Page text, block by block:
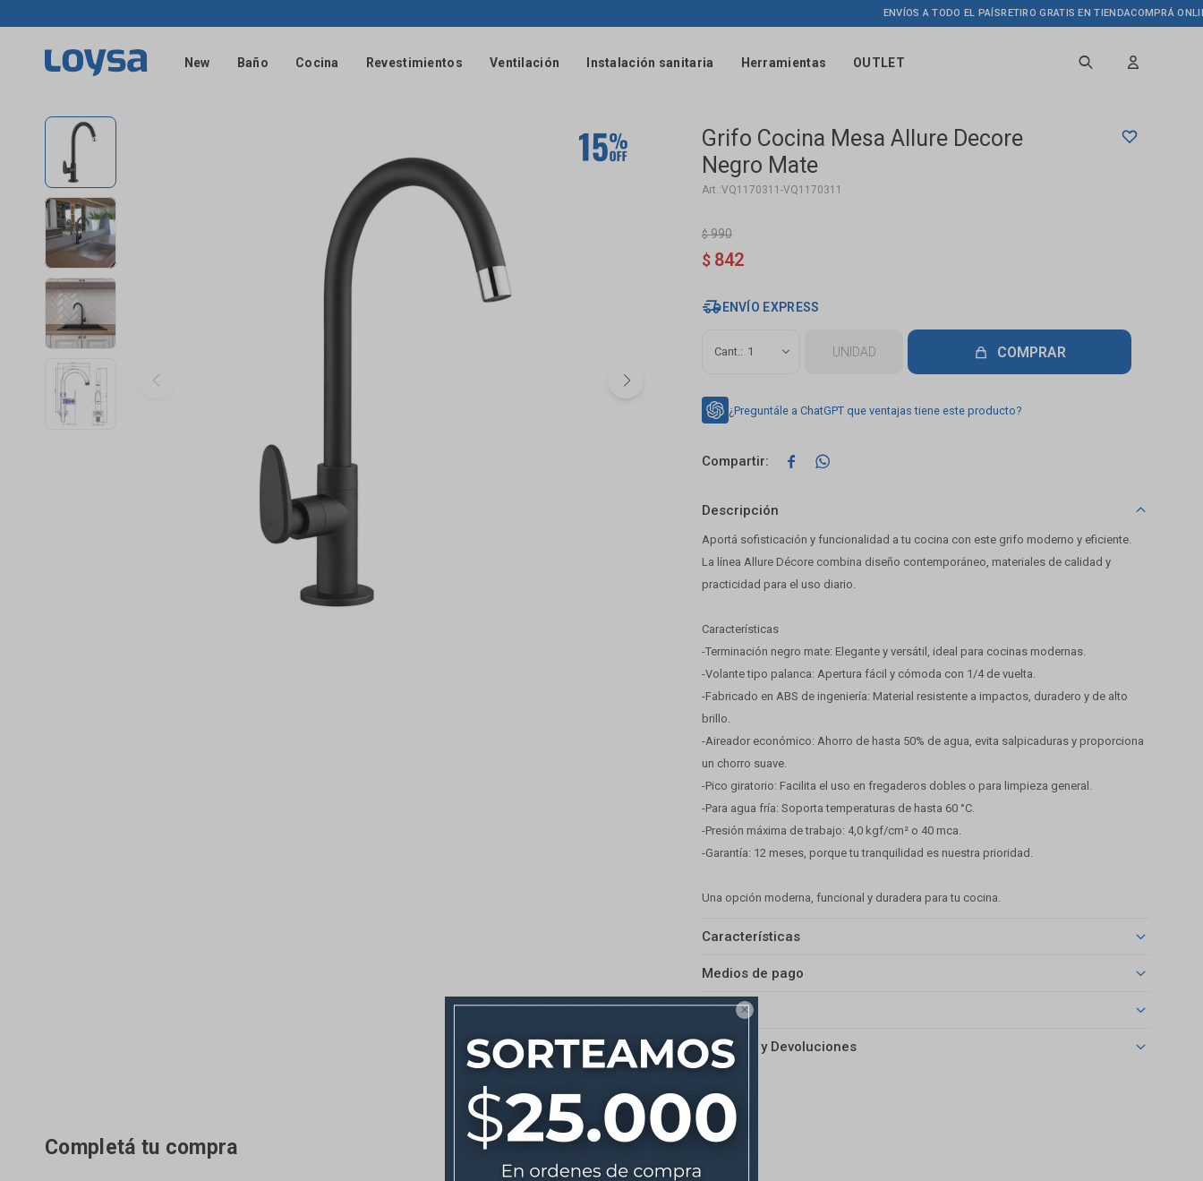

New Baño Cocina Revestimientos Ventilación Instalación sanitaria Herramientas OUTLET
ENVÍOS A TODO EL PAÍSRETIRO GRATIS EN TIENDACOMPRÁ ONLINE
Grifo Cocina Mesa Allure Decore
Negro Mate
VQ1170311-VQ1170311
$ 842
$ 990
ENVÍO EXPRESS
1 UNIDAD COMPRAR
¿Preguntále a ChatGPT que ventajas tiene este producto?
 
Descripción
Aportá sofisticación y funcionalidad a tu cocina con este grifo moderno y eficiente.
La línea Allure Décore combina diseño contemporáneo, materiales de calidad y
practicidad para el uso diario.
Características
-Terminación negro mate: Elegante y versátil, ideal para cocinas modernas.
-Volante tipo palanca: Apertura fácil y cómoda con 1/4 de vuelta.
-Fabricado en ABS de ingeniería: Material resistente a impactos, duradero y de alto
brillo.
-Aireador económico: Ahorro de hasta 50% de agua, evita salpicaduras y proporciona
un chorro suave.
-Pico giratorio: Facilita el uso en fregaderos dobles o para limpieza general.
-Para agua fría: Soporta temperaturas de hasta 60 °C.
-Presión máxima de trabajo: 4,0 kgf/cm² o 40 mca.
-Garantía: 12 meses, porque tu tranquilidad es nuestra prioridad.
Una opción moderna, funcional y duradera para tu cocina.
Características
Medios de pago
Envíos
Cambios y Devoluciones
Completá tu compra